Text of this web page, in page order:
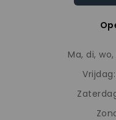
Ma, di,